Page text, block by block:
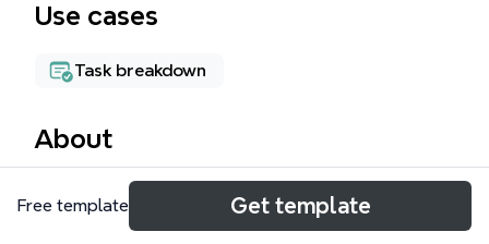
Use cases
Task breakdown
About
Diese Produktionsplanung und -steuerung Mind
Map bietet eine strukturierte Übersicht über 92
Free template Get template